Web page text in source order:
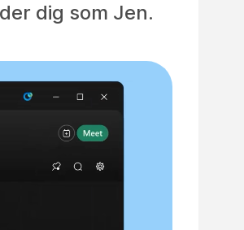
dig som Jen.